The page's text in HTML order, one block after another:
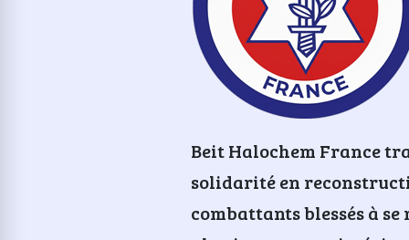
Beit Halochem France
solidarité en
combattants blessés à